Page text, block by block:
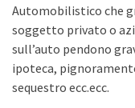
Automobilistico che
soggetto privato o
sull’auto pendono
ipoteca,
sequestro ecc.ecc.